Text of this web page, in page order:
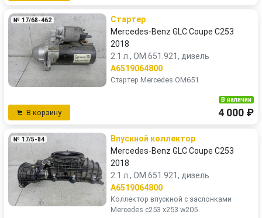
№ 17/68-462
Стартер
Mercedes-Benz GLC Coupe C253
2018
2.1 л., OM 651.921, дизель
A6519064800
Стартер Mercedes OM651
В корзину
В наличии
4 000 ₽
№ 17/5-84
Впускной коллектор
Mercedes-Benz GLC Coupe C253
2018
2.1 л., OM 651.921, дизель
A6519064800
Коллектор впускной с заслонками
Mercedes c253 x253 w205